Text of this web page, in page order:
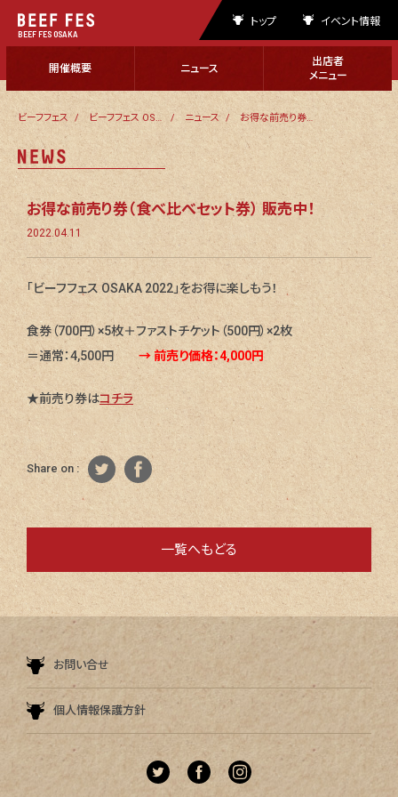
トップ イベント情報
BEEF FES OSAKA
開催概要 ニュース
出店者
メニュー
ビーフフェス ビーフフェス OSAKA 2022 ニュース お得な前売り券（食べ比べセット券） 販売中！
お得な前売り券（食べ比べセット券） 販売中！
2022.04.11
「ビーフフェス OSAKA 2022」をお得に楽しもう！
食券（700円）×5枚＋ファストチケット（500円）×2枚
＝通常：4,500円 → 前売り価格：4,000円
★前売り券はコチラ
Share on :
一覧へもどる
お問い合せ
個人情報保護方針